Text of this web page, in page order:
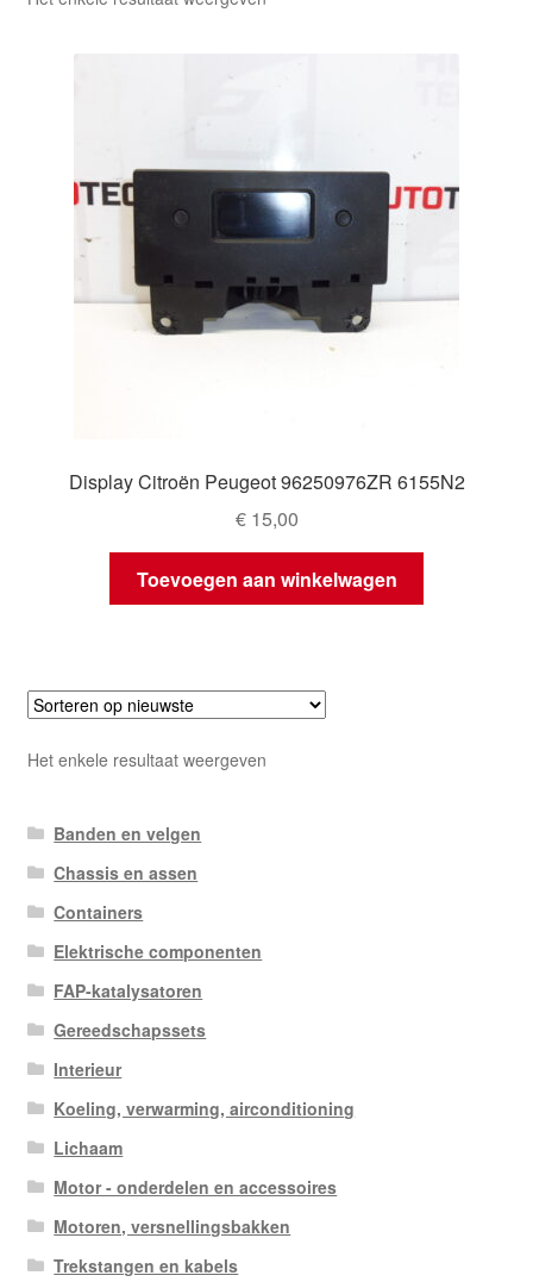
Levering
Display Citroën Peugeot 96250976ZR 6155N2
€15,00
Toevoegen aan winkelwagen
Het enkele resultaat weergeven
Banden en velgen
Chassis en assen
Containers
Elektrische componenten
FAP-katalysatoren
Gereedschapssets
Interieur
Koeling, verwarming, airconditioning
Lichaam
Motor - onderdelen en accessoires
Motoren, versnellingsbakken
Trekstangen en kabels